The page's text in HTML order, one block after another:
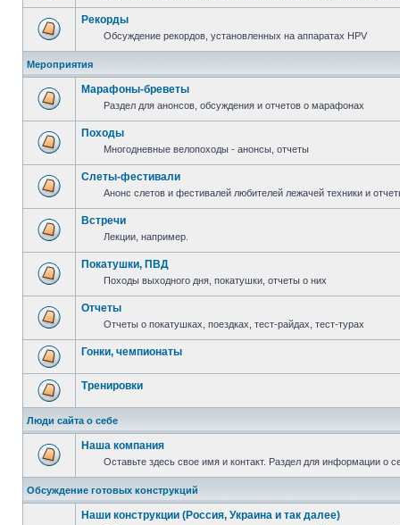
Рекорды
Обсуждение рекордов, установленных на аппаратах HPV
Мероприятия
Марафоны-бреветы
Раздел для анонсов, обсуждения и отчетов о марафонах
Походы
Многодневные велопоходы - анонсы, отчеты
Слеты-фестивали
Анонс слетов и фестивалей любителей лежачей техники и
Встречи
Лекции, например.
Покатушки, ПВД
Походы выходного дня, покатушки, отчеты о них
Отчеты
Отчеты о покатушках, поездках, тест-райдах, тест-турах
Гонки, чемпионаты
Тренировки
Люди сайта о себе
Наша компания
Оставьте здесь свое имя и контакт. Раздел для информации о
Обсуждение готовых конструкций
Наши конструкции (Россия, Украина и так далее)